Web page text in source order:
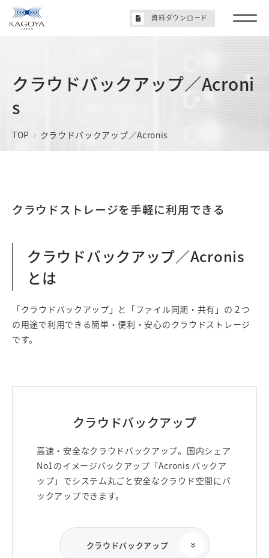
クラウドバックアップ／Acroni
s
TOP クラウドバックアップ／Acronis
クラウドストレージを手軽に利用できる
クラウドバックアップ／Acronis
とは
「クラウドバックアップ」と「ファイル同期・共有」の２つ
の用途で利用できる簡単・便利・安心のクラウドストレージ
です。
クラウドバックアップ
高速・安全なクラウドバックアップ。国内シェア
No1のイメージバックアップ「Acronis バックア
ップ」でシステム丸ごと安全なクラウド空間にバ
ックアップできます。
クラウドバックアップ
資料ダウンロード